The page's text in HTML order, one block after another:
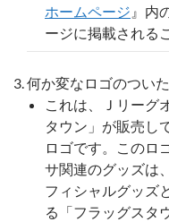
ホームページ 』内
ージに掲載される
何か変なロゴのつい
これは、Ｊリーグ
タウン」が販売し
ロゴです。このロ
サ関連のグッズは
フィシャルグッズ
る「フラッグスタ